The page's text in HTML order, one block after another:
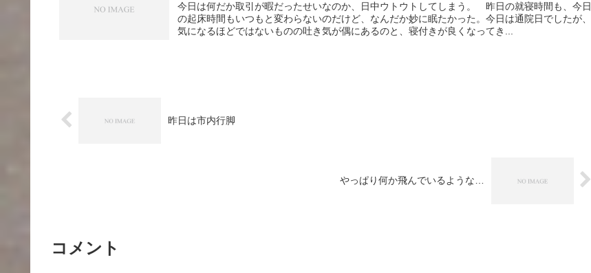
今日は何だか取引が暇だったせいなのか、日中ウトウトしてしまう。 昨日の就寝時間も、今日
の起床時間もいつもと変わらないのだけど、なんだか妙に眠たかった。今日は通院日でしたが、
気になるほどではないものの吐き気が偶にあるのと、寝付きが良くなってき...
昨日は市内行脚
やっぱり何か飛んでいるような…
コメント